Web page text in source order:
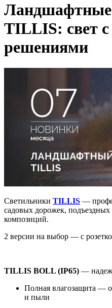
Ландшафтные
TILLIS: свет
решениями
Светильники TILLIS —
садовых дорожек,
композиций.
2 версии на выбор — с
TILLIS BOLL (IP65) —
Полная влагозащита —
и пыли